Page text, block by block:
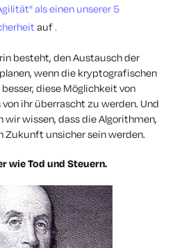
als einen unserer 5
auf.
besteht, den Austausch der
wenn die kryptografischen
diese Möglichkeit von
ihr überrascht zu werden. Und
wir wissen, dass die Algorithmen,
Zukunft unsicher sein werden.
wie Tod und Steuern.